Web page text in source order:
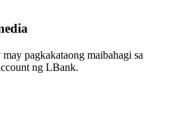
pagkakataong maibahagi sa
ng LBank.